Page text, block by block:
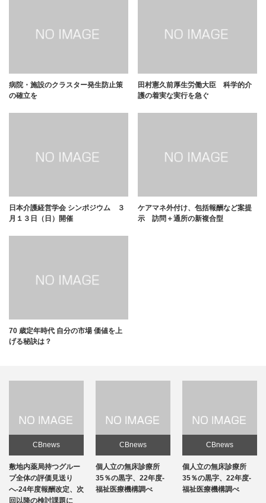
病院・施設のクラスター発生防止策
の確立を
田村憲久前厚生労働大臣 科学的介
護の着実な実行を急ぐ
日本介護経営学会 シンポジウム ３
月１３日（日）開催
ケアマネ外付け、包括報酬など案提
示 訪問＋通所の新複合型
70 歳定年時代 自分の市場 価値を上
げる秘訣は？
CBnews
敷地内薬局持つグルー
プ全体の評価見送り
へ-24年度報酬改定、次
回以降の検討課題に
CBnews
個人立の無床診療所
35％の黒字、22年度-
福祉医療機構調べ
CBnews
個人立の無床診療所
35％の黒字、22年度-
福祉医療機構調べ